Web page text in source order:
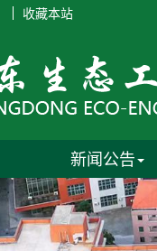
收藏本站
新闻公告